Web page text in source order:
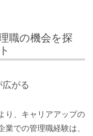
職の機会を探
がる
り、キャリアアップの
での管理職経験は、